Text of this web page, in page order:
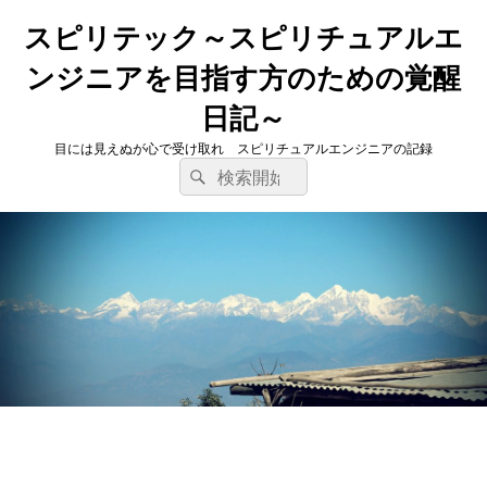
スピリテック～スピリチュアルエ
ンジニアを目指す方のための覚醒
日記～
目には見えぬが心で受け取れ スピリチュアルエンジニアの記録
検
索
検
索